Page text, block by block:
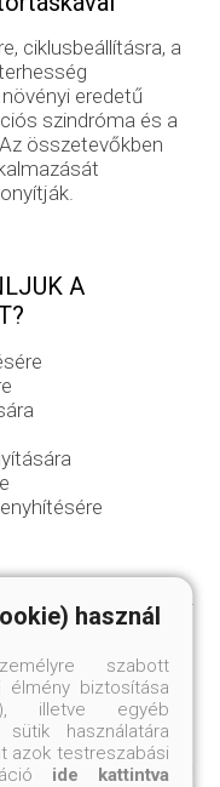
ciklusbeállításra, a
eredetű
szindróma és a
összetevőkben
A
használ
szabott
biztosítása
illetve egyéb
használatára
azok testreszabási
ide kattintva